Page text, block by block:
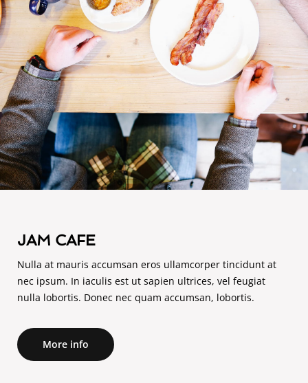
JAM CAFE
Nulla at mauris accumsan eros ullamcorper tincidunt at
nec ipsum. In iaculis est ut sapien ultrices, vel feugiat
nulla lobortis. Donec nec quam accumsan, lobortis.
More info